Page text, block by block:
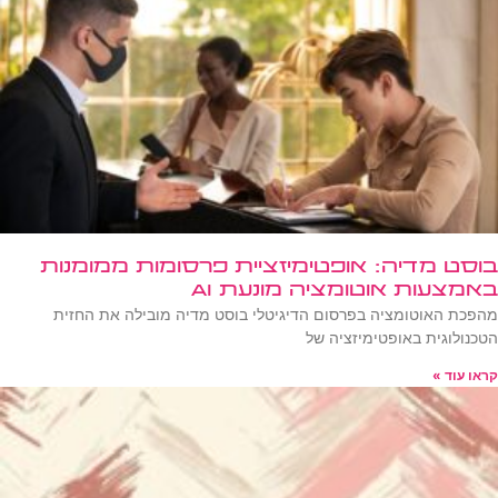
בוסט מדיה: אופטימיזציית פרסומות ממומנות
באמצעות אוטומציה מונעת AI
מהפכת האוטומציה בפרסום הדיגיטלי בוסט מדיה מובילה את החזית
הטכנולוגית באופטימיזציה של
קראו עוד »